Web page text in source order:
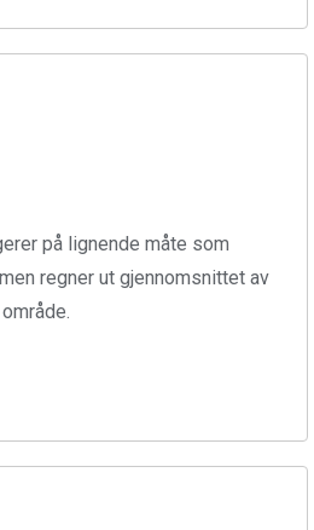
på lignende måte som
regner ut gjennomsnittet av